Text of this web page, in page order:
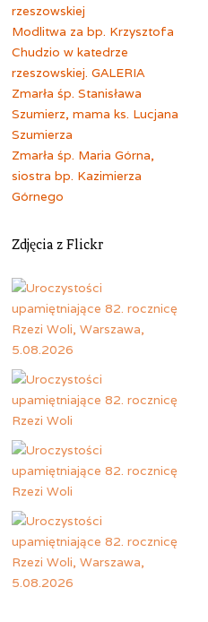
rzeszowskiej
Modlitwa za bp. Krzysztofa
Chudzio w katedrze
rzeszowskiej. GALERIA
Zmarła śp. Stanisława
Szumierz, mama ks. Lucjana
Szumierza
Zmarła śp. Maria Górna,
siostra bp. Kazimierza
Górnego
Zdjęcia z Flickr